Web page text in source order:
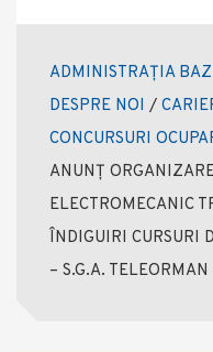
ADMINISTRAȚIA
DESPRE NOI /
CONCURSURI
ANUNȚ
ELECTROMECANIC
ÎNDIGUIRI CURSURI
– S.G.A.